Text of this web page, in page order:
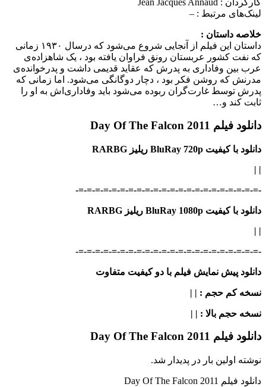
کارگردان : Jean Jacques Annaud
لینک‌های مرتبط : –
خلاصه داستان :
داستان این فیلم از آنجایی شروع می‌شود که درسال ۱۹۳۰ زمانی
که نفت کشور عربستان رونق فراوان یافته بود ، یک شاهزاده‌ی
عرب بین وفاداری به پدرش که عقاید قدیمی داشت و پدرخوانده‌ی
مدرنش که روشن فکر بود ، دچار دوگانگی می‌شود. اما زمانی که
پدرش توسط غارت‌گران ربوده می‌شود باید وفاداری‌اش به او را
ثابت کند و…
دانلود فیلم Day Of The Falcon 2011
دانلود با کیفیت BluRay 720p ریلیز RARBG
|
|
-=-=-=-=-=-=-=-=-=-=-=-=-=-=-=-=-=-=-=-=-=-=-
دانلود با کیفیت BluRay 1080p ریلیز RARBG
|
|
-=-=-=-=-=-=-=-=-=-=-=-=-=-=-=-=-=-=-=-=-=-=-
دانلود پیش نمایش فیلم با دو کیفیت متفاوت
نسخه کم حجم : | |
نسخه حجم بالا : | |
دانلود فیلم Day Of The Falcon 2011
نوشته اولین بار در پدیدار شد.
دانلود فیلم Day Of The Falcon 2011